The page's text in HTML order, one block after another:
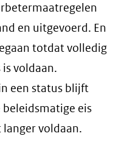
en uitgevoerd. En
totdat volledig
voldaan.
een status blijft
eis
langer voldaan.